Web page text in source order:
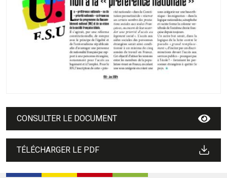
CONSULTER LE DOCUMENT
TÉLÉCHARGER LE PDF